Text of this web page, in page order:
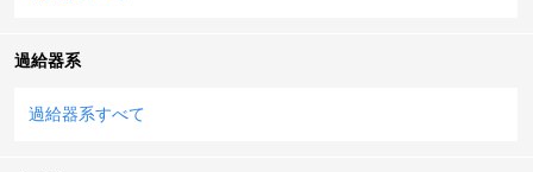
過給器系
過給器系すべて